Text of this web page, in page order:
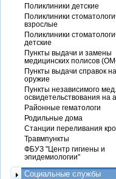
Поликлиники детские
Поликлиники
взрослые
Поликлиники
детские
Пункты выдачи и замены
медицинских полисов
Пункты выдачи справок на
оружие
Пункты независимого мед.
освидетельствования на
Районные гематологи
Родильные дома
Станции переливания
Травмпункты
ФБУЗ "Центр гигиены и
эпидемиологии"
Социальные службы